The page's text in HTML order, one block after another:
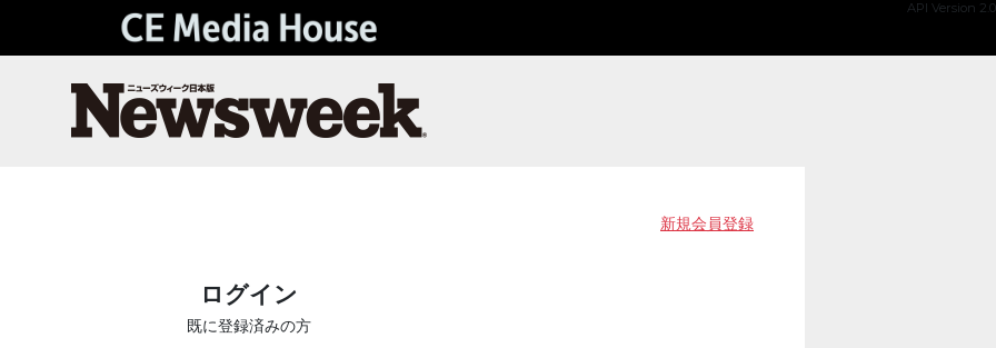
API Version 2.0
新規会員登録
ログイン
既に登録済みの方